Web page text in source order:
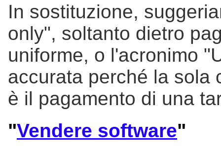
In sostituzione,
only", soltanto dietro
uniforme, o l'acronimo
accurata perché la sola
è il pagamento di una
"Vendere software"